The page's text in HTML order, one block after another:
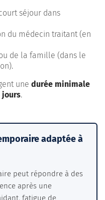
séjour dans
du médecin traitant (en
de la famille (dans le
une durée minimale
jours.
adaptée à
peut répondre à des
après une
fatigue de